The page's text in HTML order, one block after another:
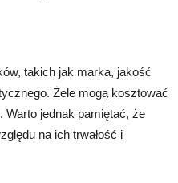
takich jak marka, jakość
Żele mogą kosztować
Warto jednak pamiętać, że
na ich trwałość i